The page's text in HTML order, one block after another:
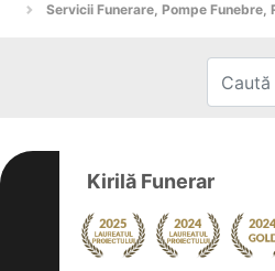
Servicii Funerare, Pompe
Kirilă Funerar